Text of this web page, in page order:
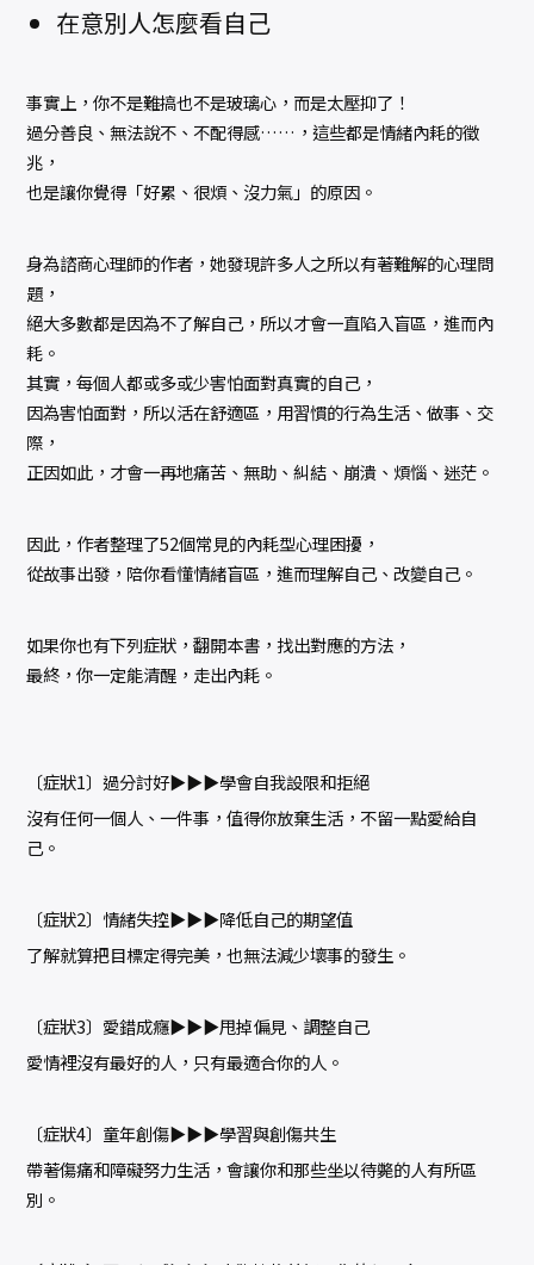
在意別人怎麼看自己
事實上，你不是難搞也不是玻璃心，而是太壓抑了！
過分善良、無法說不、不配得感……，這些都是情緒內耗的徵
兆，
也是讓你覺得「好累、很煩、沒力氣」的原因。
身為諮商心理師的作者，她發現許多人之所以有著難解的心理問
題，
絕大多數都是因為不了解自己，所以才會一直陷入盲區，進而內
耗。
其實，每個人都或多或少害怕面對真實的自己，
因為害怕面對，所以活在舒適區，用習慣的行為生活、做事、交
際，
正因如此，才會一再地痛苦、無助、糾結、崩潰、煩惱、迷茫。
因此，作者整理了52個常見的內耗型心理困擾，
從故事出發，陪你看懂情緒盲區，進而理解自己、改變自己。
如果你也有下列症狀，翻開本書，找出對應的方法，
最終，你一定能清醒，走出內耗。
〔症狀1〕過分討好▶▶▶學會自我設限和拒絕
沒有任何一個人、一件事，值得你放棄生活，不留一點愛給自
己。
〔症狀2〕情緒失控▶▶▶降低自己的期望值
了解就算把目標定得完美，也無法減少壞事的發生。
〔症狀3〕愛錯成癮▶▶▶甩掉偏見、調整自己
愛情裡沒有最好的人，只有最適合你的人。
〔症狀4〕童年創傷▶▶▶學習與創傷共生
帶著傷痛和障礙努力生活，會讓你和那些坐以待斃的人有所區
別。